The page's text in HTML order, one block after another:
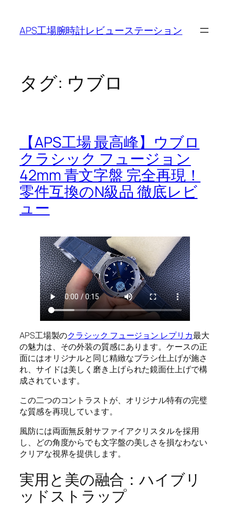
APS工場腕時計レビューステーション
タグ: ウブロ
【APS工場 最高峰】ウブロ
クラシック フュージョン
42mm 青文字盤 完全再現！
零件互換のN級品 徹底レビ
ュー
APS工場製のクラシック フュージョン レプリカ最大
の魅力は、その外装の質感にあります。ケースの正
面にはオリジナルと同じ精緻なブラシ仕上げが施さ
れ、サイドは美しく磨き上げられた鏡面仕上げで構
成されています。
この二つのコントラストが、オリジナル特有の完璧
な質感を再現しています。
風防には両面無反射サファイアクリスタルを採用
し、どの角度からでも文字盤の美しさを損なわない
クリアな視界を提供します。
実用と美の融合：ハイブリ
ッドストラップ